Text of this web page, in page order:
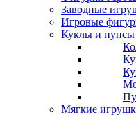
Заводные
Игровые
Куклы и пупсы
Мягкие